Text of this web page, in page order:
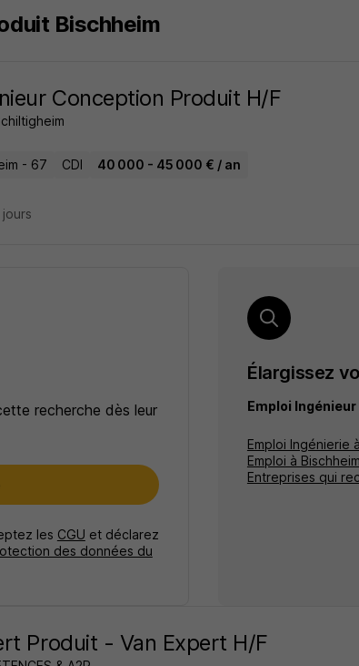
Bischheim
Conception Produit H/F
- 67 CDI 40 000 - 45 000 € / an
recherche dès leur
les CGU et déclarez
des données du
Élargissez
Emploi
Emploi Ingénierie
Emploi à Bischheim
Entreprises qui
Produit - Van Expert H/F